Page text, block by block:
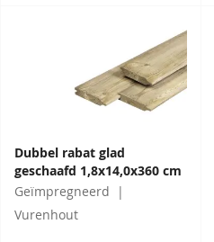
Dubbel rabat glad
geschaafd 1,8x14,0x360 cm
Geïmpregneerd
Vurenhout